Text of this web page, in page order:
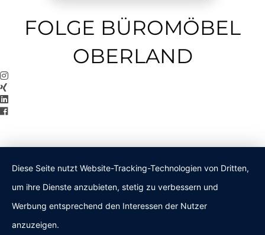
FOLGE BÜROMÖBEL
OBERLAND
Diese Seite nutzt Website-Tracking-Technologien von Dritten,
um ihre Dienste anzubieten, stetig zu verbessern und
Werbung entsprechend den Interessen der Nutzer
anzuzeigen.